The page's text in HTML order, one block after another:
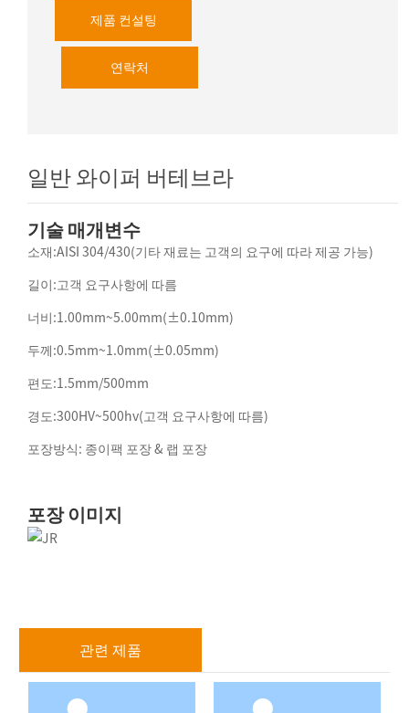
제품 컨설팅
연락처
일반 와이퍼 버테브라
기술 매개변수
소재:AISI 304/430(기타 재료는 고객의 요구에 따라 제공 가능)
길이:고객 요구사항에 따름
너비:1.00mm~5.00mm(±0.10mm)
두께:0.5mm~1.0mm(±0.05mm)
편도:1.5mm/500mm
경도:300HV~500hv(고객 요구사항에 따름)
포장방식: 종이팩 포장 & 랩 포장
포장 이미지
관련 제품